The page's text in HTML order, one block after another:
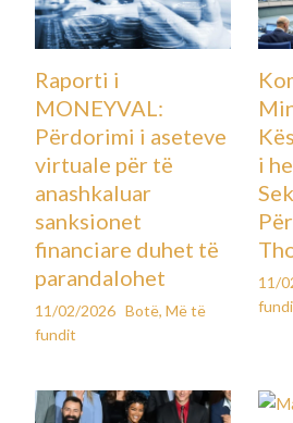
Raporti i
MONEYVAL:
Përdorimi i aseteve
virtuale për të
anashkaluar
sanksionet
financiare duhet të
parandalohet
11/02/2026 Botë,Më të
fundit
i
11/